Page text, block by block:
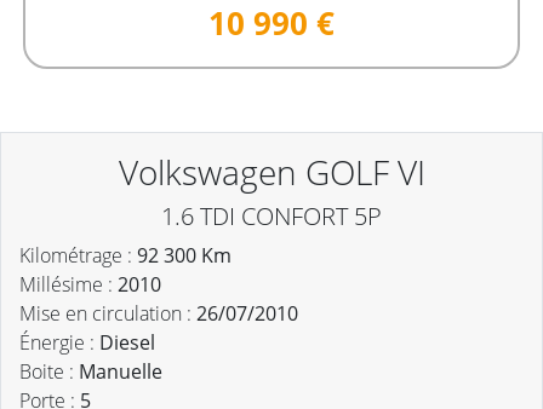
10 990 €
Volkswagen GOLF VI
1.6 TDI CONFORT 5P
Kilométrage : 92 300 Km
Millésime : 2010
Mise en circulation : 26/07/2010
Énergie : Diesel
Boite : Manuelle
Porte : 5